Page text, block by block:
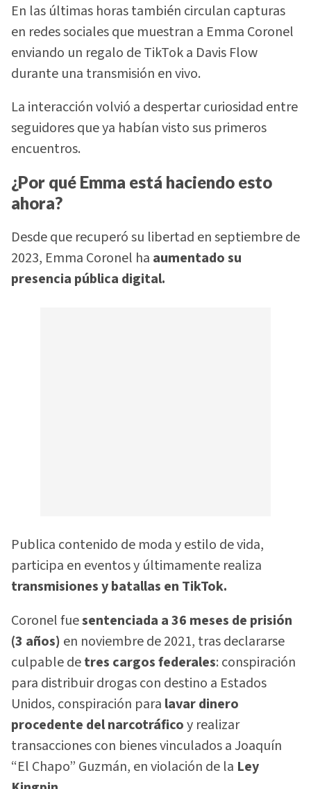
En las últimas horas también circulan capturas
en redes sociales que muestran a Emma Coronel
enviando un regalo de TikTok a Davis Flow
durante una transmisión en vivo.
La interacción volvió a despertar curiosidad entre
seguidores que ya habían visto sus primeros
encuentros.
¿Por qué Emma está haciendo esto
ahora?
Desde que recuperó su libertad en septiembre de
2023, Emma Coronel ha aumentado su
presencia pública digital.
Publica contenido de moda y estilo de vida,
participa en eventos y últimamente realiza
transmisiones y batallas en TikTok.
Coronel fuesentenciada a 36 meses de prisión
(3 años) en noviembre de 2021, tras declararse
culpable detres cargos federales: conspiración
para distribuir drogas con destino a Estados
Unidos, conspiración para lavar dinero
procedente del narcotráficoy realizar
transacciones con bienes vinculados a Joaquín
“El Chapo” Guzmán, en violación de la Ley